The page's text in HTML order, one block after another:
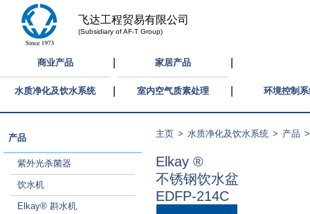
飞达工程贸易有限公司
(Subsidiary of AF-T Group)
商业产品 家居产品
水质净化及饮水系统 室内空气质素处理 环境控制
产品
紫外光杀菌器
饮水机
Elkay® 斟水机
主页 > 水质净化及饮水系统 > 产品 >
Elkay ®
不锈钢饮水盆
EDFP-214C